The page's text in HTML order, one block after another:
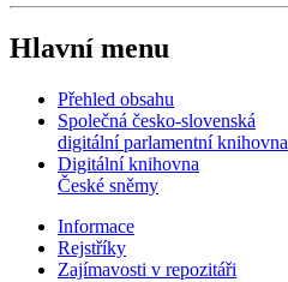
Hlavní menu
Přehled obsahu
Společná česko-slovenská
digitální parlamentní knihovna
Digitální knihovna
České sněmy
Informace
Rejstříky
Zajímavosti v repozitáři